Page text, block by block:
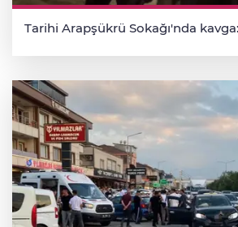
Tarihi Arapşükrü Sokağı'nda